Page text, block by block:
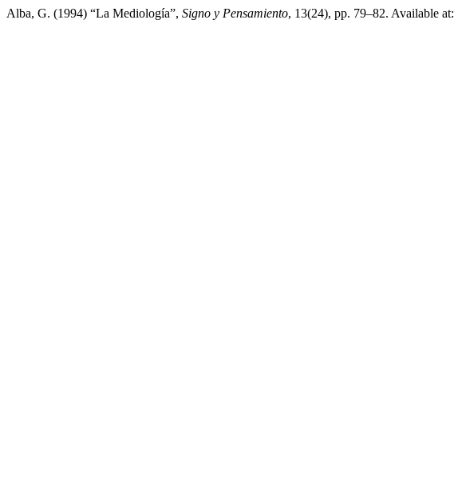
Alba, G. (1994) “La Mediología”, Signo y Pensamiento, 13(24), pp. 79–82. Available at: